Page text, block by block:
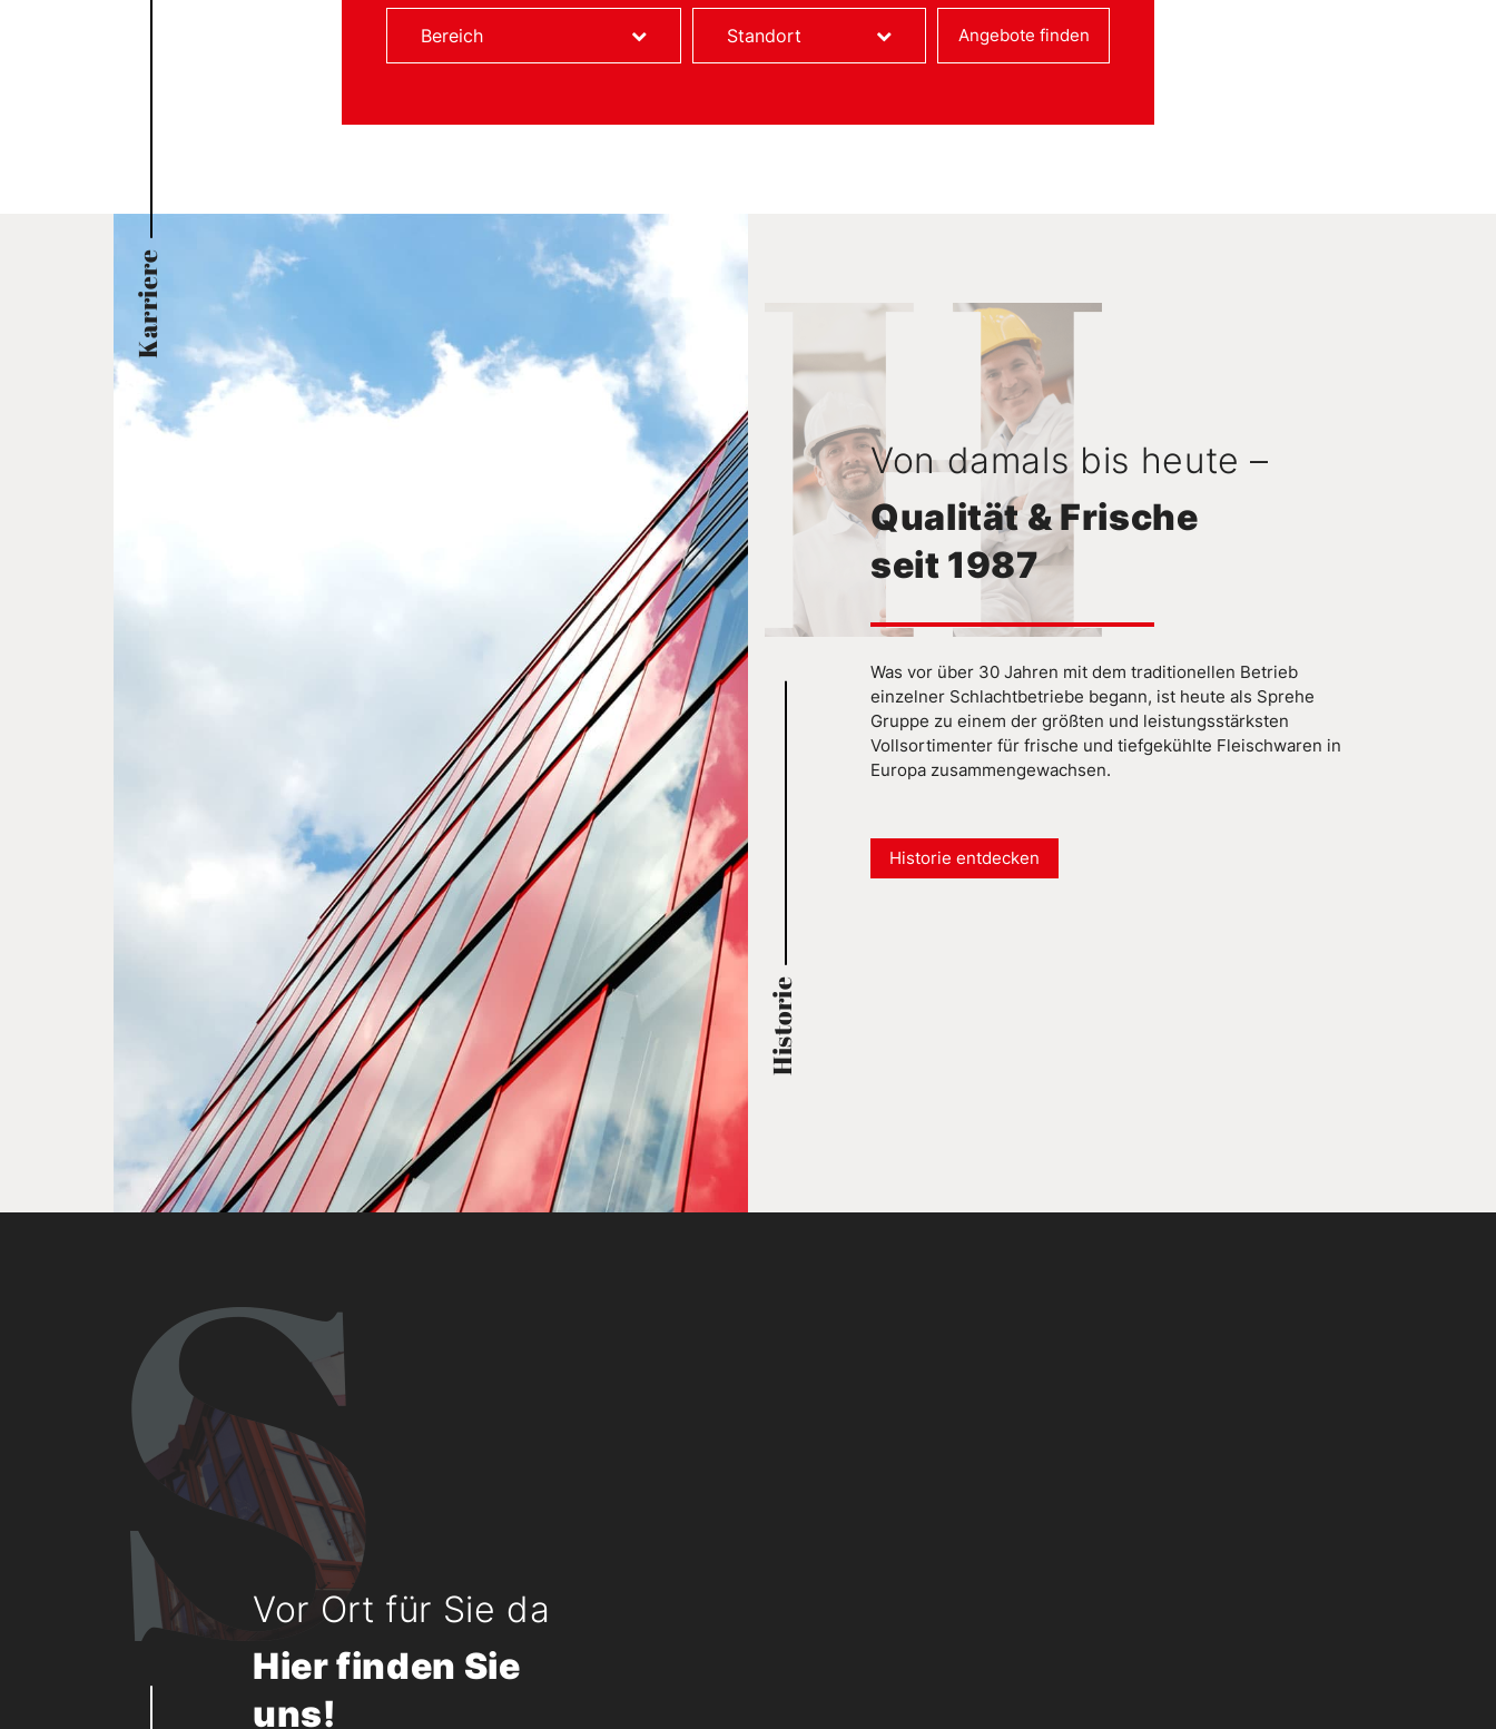
Karriere
Bereich Standort Angebote finden
Historie
Von damals bis heute –
Qualität & Frische
seit 1987
Was vor über 30 Jahren mit dem traditionellen Betrieb
einzelner Schlachtbetriebe begann, ist heute als Sprehe
Gruppe zu einem der größten und leistungsstärksten
Vollsortimenter für frische und tiefgekühlte Fleischwaren in
Europa zusammengewachsen.
Historie entdecken
Vor Ort für Sie da
Hier finden Sie
uns!